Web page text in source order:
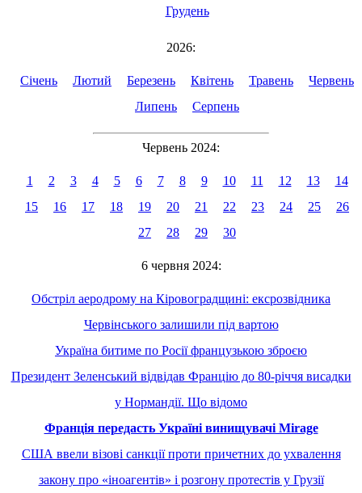
Грудень
2026:
Січень Лютий Березень Квітень Травень
Червень
Липень
Серпень
Червень 2024:
1 2 3 4 5 6 7 8 9 10 11 12 13
14
15
16 17 18 19 20 21 22 23 24 25
26
27
28 29 30
6 червня 2024:
Обстріл аеродрому на Кіровоградщині: ексрозвідника
Червінського залишили під вартою
Україна битиме по Росії французькою зброєю
Президент Зеленський відвідав Францію до 80-річчя висадки
у Нормандії. Що відомо
Франція передасть Україні винищувачі Mirage
США ввели візові санкції проти причетних до ухвалення
закону про «іноагентів» і розгону протестів у Грузії